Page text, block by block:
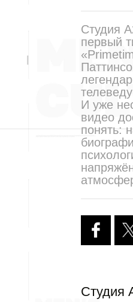
Студия
первый
И уже
видео
понять:
Студия